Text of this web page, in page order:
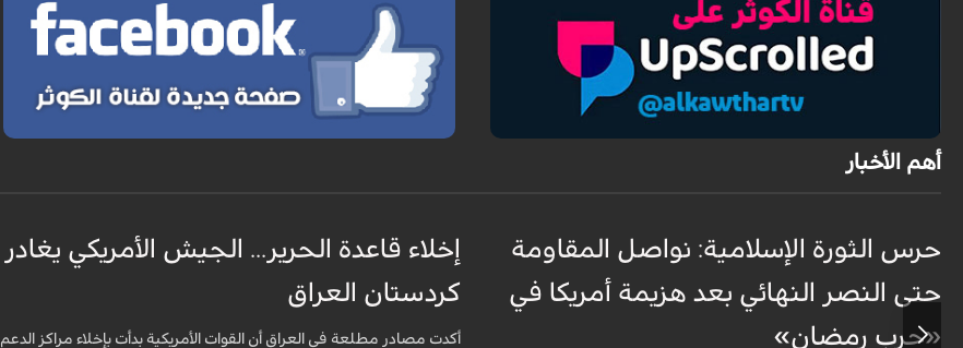
أهم الأخبار
حرس الثورة الإسلامية: نواصل المقاومة
حتى النصر النهائي بعد هزيمة أمريكا في
«حرب رمضان»
إخلاء قاعدة الحرير... الجيش الأمريكي يغادر
كردستان العراق
أكدت مصادر مطلعة في العراق أن القوات الأمريكية بدأت بإخلاء مراكز الدعم